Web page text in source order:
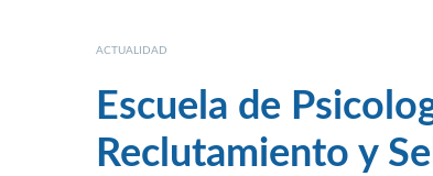
ACTUALIDAD
Escuela de
Reclutamiento y